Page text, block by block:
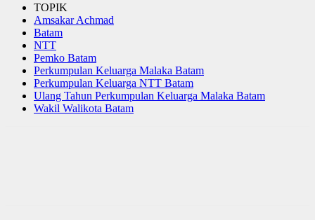
TOPIK
Amsakar Achmad
Batam
NTT
Pemko Batam
Perkumpulan Keluarga Malaka Batam
Perkumpulan Keluarga NTT Batam
Ulang Tahun Perkumpulan Keluarga Malaka Batam
Wakil Walikota Batam